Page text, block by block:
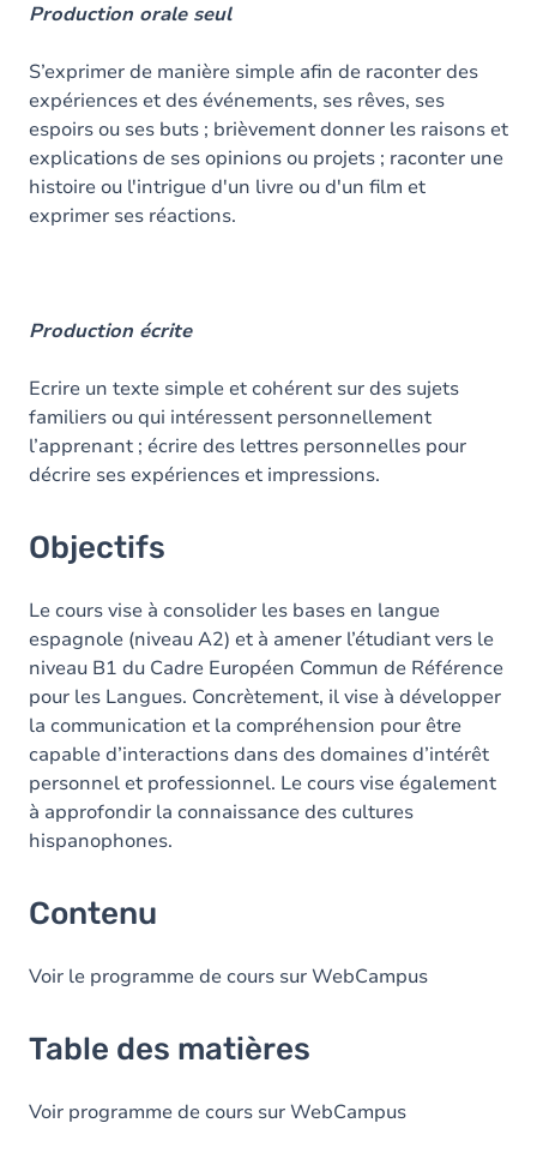
Production orale seul
S’exprimer de manière simple afin de raconter des
expériences et des événements, ses rêves, ses
espoirs ou ses buts ; brièvement donner les raisons et
explications de ses opinions ou projets ; raconter une
histoire ou l'intrigue d'un livre ou d'un film et
exprimer ses réactions.
Production écrite
Ecrire un texte simple et cohérent sur des sujets
familiers ou qui intéressent personnellement
l’apprenant ; écrire des lettres personnelles pour
décrire ses expériences et impressions.
Objectifs
Le cours vise à consolider les bases en langue
espagnole (niveau A2) et à amener l’étudiant vers le
niveau B1 du Cadre Européen Commun de Référence
pour les Langues. Concrètement, il vise à développer
la communication et la compréhension pour être
capable d’interactions dans des domaines d’intérêt
personnel et professionnel. Le cours vise également
à approfondir la connaissance des cultures
hispanophones.
Contenu
Voir le programme de cours sur WebCampus
Table des matières
Voir programme de cours sur WebCampus